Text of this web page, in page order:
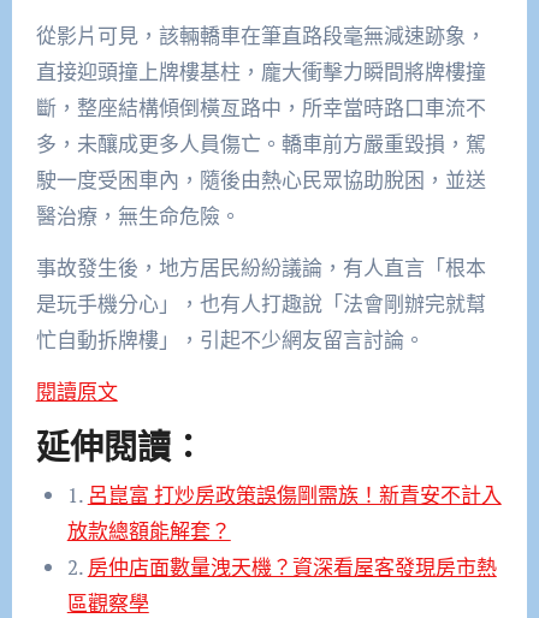
從影片可見，該輛轎車在筆直路段毫無減速跡象，
直接迎頭撞上牌樓基柱，龐大衝擊力瞬間將牌樓撞
斷，整座結構傾倒橫亙路中，所幸當時路口車流不
多，未釀成更多人員傷亡。轎車前方嚴重毀損，駕
駛一度受困車內，隨後由熱心民眾協助脫困，並送
醫治療，無生命危險。
事故發生後，地方居民紛紛議論，有人直言「根本
是玩手機分心」，也有人打趣說「法會剛辦完就幫
忙自動拆牌樓」，引起不少網友留言討論。
閱讀原文
延伸閱讀：
1. 呂崑富 打炒房政策誤傷剛需族！新青安不計入
放款總額能解套？
2. 房仲店面數量洩天機？資深看屋客發現房市熱
區觀察學